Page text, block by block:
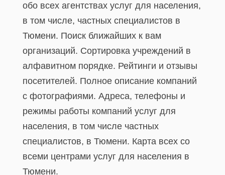
обо всех агентствах услуг для населения,
в том числе, частных специалистов в
Тюмени. Поиск ближайших к вам
организаций. Сортировка учреждений в
алфавитном порядке. Рейтинги и отзывы
посетителей. Полное описание компаний
с фотографиями. Адреса, телефоны и
режимы работы компаний услуг для
населения, в том числе частных
специалистов, в Тюмени. Карта всех со
всеми центрами услуг для населения в
Тюмени.